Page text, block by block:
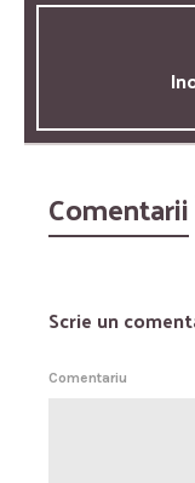
Comentarii
Scrie un
Comentariu